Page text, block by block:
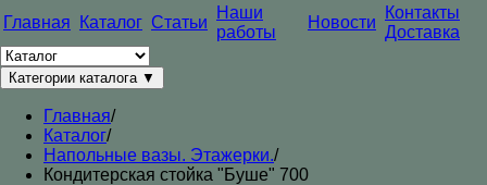
Главная
Каталог Статьи
Наши
работы
Новости
Контакты
Доставка
Категории каталога ▼
Главная/
Каталог/
Напольные вазы. Этажерки./
Кондитерская стойка "Буше" 700